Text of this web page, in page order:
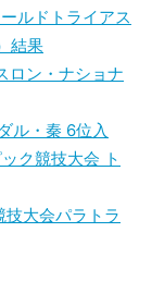
ルドトライアス
結果
ロン・ナショナ
ル・秦 6位入
ク競技大会 ト
技大会パラトラ